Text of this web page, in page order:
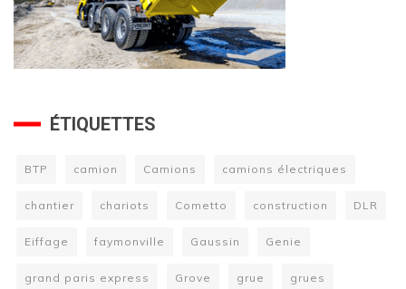
ÉTIQUETTES
BTP camion Camions camions électriques
chantier chariots Cometto construction DLR
Eiffage faymonville Gaussin Genie
grand paris express Grove grue grues